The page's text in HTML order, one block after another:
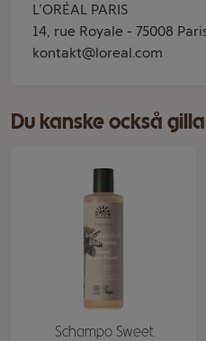
L’ORÉAL PARIS
14, rue Royale - 75008
kontakt@loreal.com
Du kanske också
Schampo Sweet